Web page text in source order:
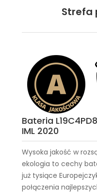
Strefa
Bateria
IML 2020
Wysoka jakość w
ekologia to cechy
już tysiące
połączenia